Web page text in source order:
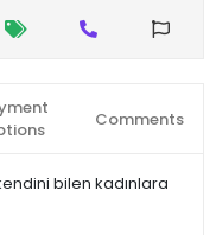
Comments
bilen kadınlara